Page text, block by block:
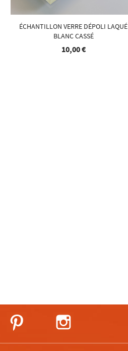
ÉCHANTILLON VERRE DÉPOLI LAQUÉ
BLANC CASSÉ
10,00 €
Pinterest